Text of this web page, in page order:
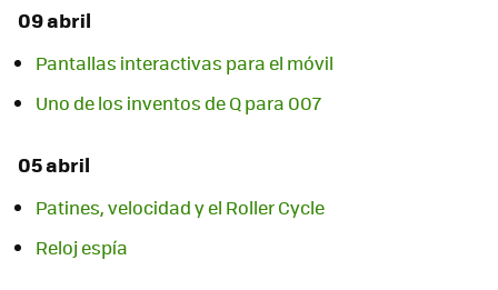
09 abril
Pantallas interactivas para el móvil
Uno de los inventos de Q para 007
05 abril
Patines, velocidad y el Roller Cycle
Reloj espía